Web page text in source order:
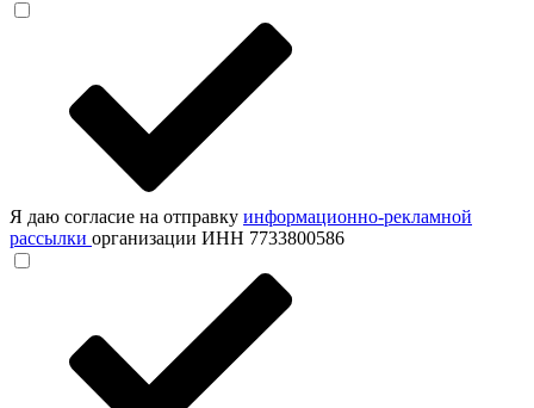
Я даю согласие на отправку информационно-рекламной
рассылки организации ИНН 7733800586